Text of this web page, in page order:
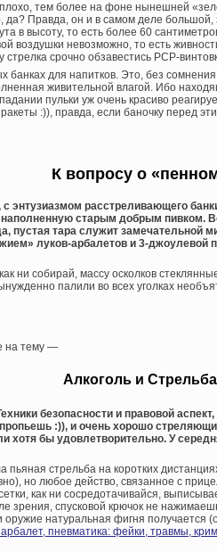
тем более на фоне нынешней
да? Правда, он и в самом деле большой,
в высоту, то есть более 60
воздушки невозможно, то есть
срочно обзавестись PCP-
банках для напитков. Это, без
живительной влагой. Ибо
пульки уж очень красиво
:)), правда, если баночку перед
К вопросу о
энтузиазмом расстреливающего
наполненную старым добрым пивком.
пустая тара служит замечательной
луков-арбалетов и 3-
ни собирай, массу осколков
палили во всех уголках
на тему —
Алкоголь и Стрельба
безопасности и правовой
пропьешь :)), и очень хорошо
хотя бы удовлетворительно. У
пьяная стрельба на коротких
но любое действо, связанное с
как ни сосредотачивайся,
зрения, спусковой крючок не
оружие натуральная фигня получается
арбалет, пневматика: фейки, травмы,